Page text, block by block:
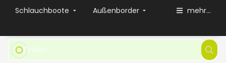
Schlauchboote Außenborder mehr...